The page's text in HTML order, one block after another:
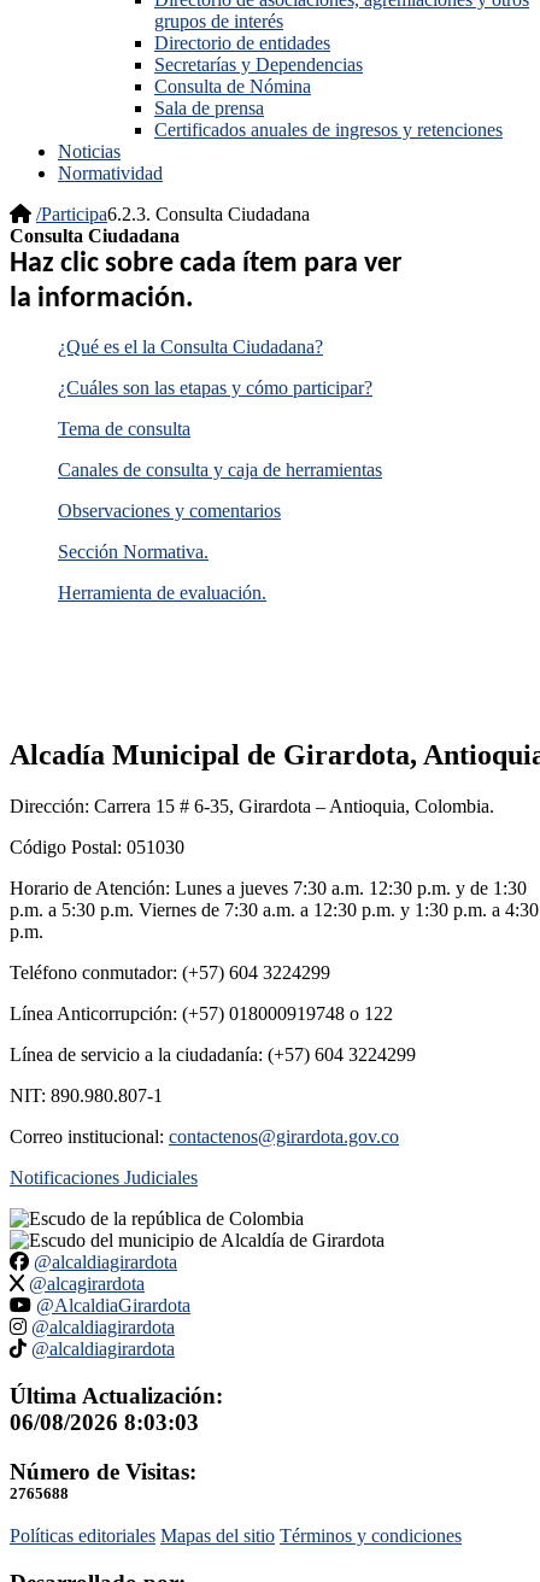
grupos de interés
Directorio de entidades
Secretarías y Dependencias
Consulta de Nómina
Sala de prensa
Certificados anuales de ingresos y retenciones
Noticias
Normatividad
/Participa6.2.3. Consulta Ciudadana
Consulta Ciudadana
Haz clic sobre cada ítem para ver
la información.​
¿Qué es el la Consulta Ciudadana?
¿Cuáles son las etapas y cómo participar?
Tema de consulta
Canales de consulta y caja de herramientas
Observaciones y comentarios
Sección Normativa.
Herramienta de evaluación.
Alcadía Municipal de Girardota,
Dirección: Carrera 15 # 6-35, Girardota – Antioquia, Colombia.
Código Postal: 051030
Horario de Atención: Lunes a jueves 7:30 a.m. 12:30 p.m. y de 1:30
p.m. a 5:30 p.m. Viernes de 7:30 a.m. a 12:30 p.m. y 1:30 p.m. a 4:30
p.m.
Teléfono conmutador: (+57) 604 3224299
Línea Anticorrupción: (+57) 018000919748 o 122
Línea de servicio a la ciudadanía: (+57) 604 3224299
NIT: 890.980.807-1
Correo institucional: contactenos@girardota.gov.co
Notificaciones Judiciales
@alcaldiagirardota
@alcagirardota
@AlcaldiaGirardota
@alcaldiagirardota
@alcaldiagirardota
Última Actualización:
06/08/2026 8:03:03
Número de Visitas:
2765688
Políticas editoriales Mapas del sitio Términos y condiciones